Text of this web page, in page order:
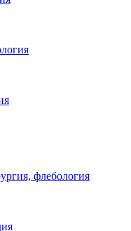
флебология